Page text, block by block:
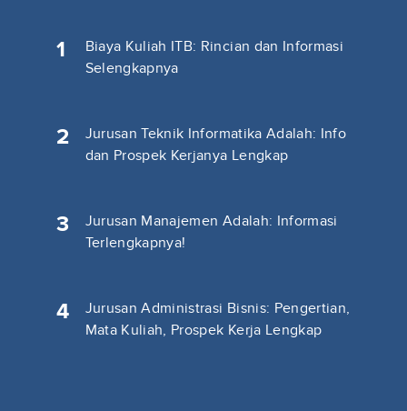
1
Biaya Kuliah ITB: Rincian dan Informasi
Selengkapnya
2
Jurusan Teknik Informatika Adalah: Info
dan Prospek Kerjanya Lengkap
3
Jurusan Manajemen Adalah: Informasi
Terlengkapnya!
4
Jurusan Administrasi Bisnis: Pengertian,
Mata Kuliah, Prospek Kerja Lengkap